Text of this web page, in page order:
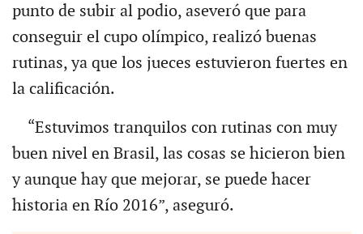
punto de subir al podio, aseveró que para
conseguir el cupo olímpico, realizó buenas
rutinas, ya que los jueces estuvieron fuertes en
la calificación.
“Estuvimos tranquilos con rutinas con muy
buen nivel en Brasil, las cosas se hicieron bien
y aunque hay que mejorar, se puede hacer
historia en Río 2016”, aseguró.